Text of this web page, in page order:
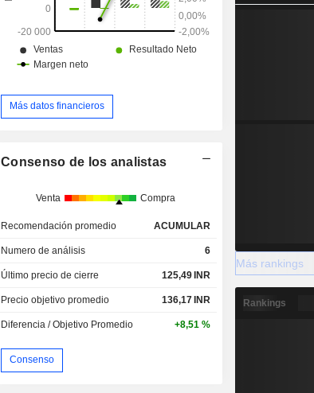
Más datos financieros
Consenso de los analistas
Venta Compra
Recomendación promedio ACUMULAR
Numero de análisis 6
Último precio de cierre 125,49INR
Precio objetivo promedio 136,17INR
Diferencia / Objetivo Promedio +8,51 %
Consenso
Más rankings
Rankings